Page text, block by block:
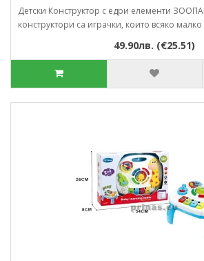
Детски Конструктор с едри елементи
конструктори са играчки, които всяко малко
49.90лв. (€25.51)